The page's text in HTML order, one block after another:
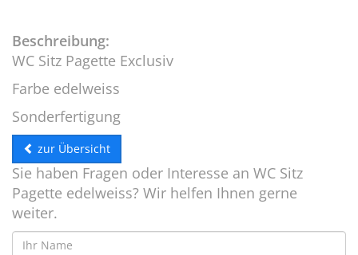
Beschreibung:
WC Sitz Pagette Exclusiv
Farbe edelweiss
Sonderfertigung
zur Übersicht
Sie haben Fragen oder Interesse an WC Sitz
Pagette edelweiss? Wir helfen Ihnen gerne
weiter.